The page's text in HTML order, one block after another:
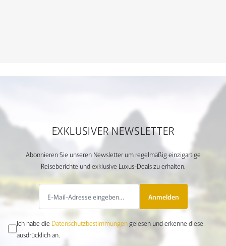
EXKLUSIVER NEWSLETTER
Abonnieren Sie unseren Newsletter um regelmäßig einzigartige
Reiseberichte und exklusive Luxus-Deals zu erhalten.
Anmelden
Ich habe die Datenschutzbestimmungengelesen und erkenne diese
ausdrücklich an.